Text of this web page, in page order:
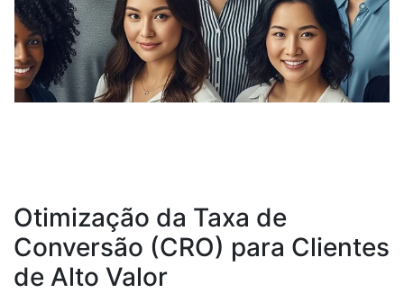
Otimização da Taxa de
Conversão (CRO) para Clientes
de Alto Valor